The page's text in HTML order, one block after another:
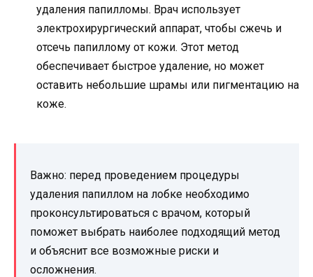
удаления папилломы. Врач использует
электрохирургический аппарат, чтобы сжечь и
отсечь папиллому от кожи. Этот метод
обеспечивает быстрое удаление, но может
оставить небольшие шрамы или пигментацию на
коже.
Важно: перед проведением процедуры
удаления папиллом на лобке необходимо
проконсультироваться с врачом, который
поможет выбрать наиболее подходящий метод
и объяснит все возможные риски и
осложнения.